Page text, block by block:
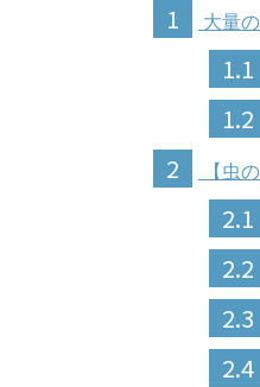
1
大量
1.1
1.2
2 【虫
2.1
2.2
2.3
2.4